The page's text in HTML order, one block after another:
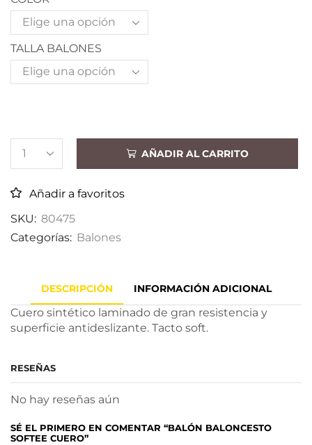
TALLA BALONES
AÑADIR AL CARRITO
Añadir a favoritos
SKU: 80475
Categorías: Balones
DESCRIPCIÓN INFORMACIÓN ADICIONAL
Cuero sintético laminado de gran resistencia y
superficie antideslizante. Tacto soft.
RESEÑAS
No hay reseñas aún
SÉ EL PRIMERO EN COMENTAR “BALÓN BALONCESTO
SOFTEE CUERO”